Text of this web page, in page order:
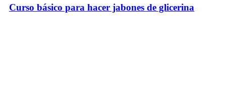
Curso básico para hacer jabones de glicerina